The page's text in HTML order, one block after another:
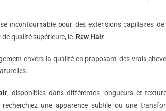
incontournable pour des extensions capillaires
qualité supérieure, le Raw Hair.
envers la qualité en proposant des vrais
, disponibles dans différentes longueurs et
une apparence subtile ou une